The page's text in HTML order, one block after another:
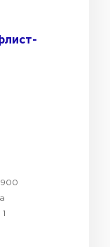
900
1